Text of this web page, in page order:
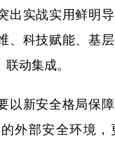
出实战实用鲜明
、科技赋能、基
动集成。
新安全格局保障
外部安全环境，